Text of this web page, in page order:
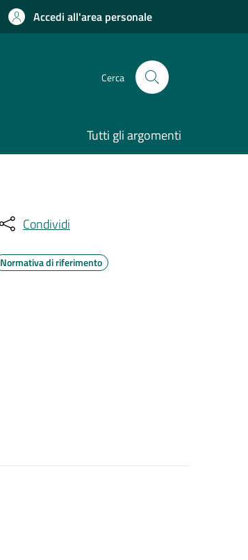
Accedi all'area personale
Cerca
Tutti gli argomenti
Condividi
Normativa di riferimento